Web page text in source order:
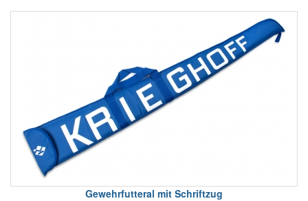
Gewehrfutteral mit Schriftzug